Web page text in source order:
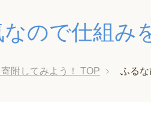
ので仕組み
附してみよう！ TOP ふるな